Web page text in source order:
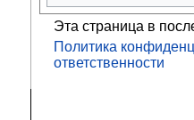
Эта страница в
Политика
ответственности